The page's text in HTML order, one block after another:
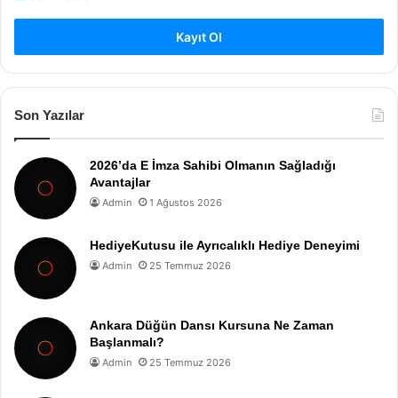
Kayıt Ol
Son Yazılar
2026’da E İmza Sahibi Olmanın Sağladığı
Avantajlar
Admin 1 Ağustos 2026
HediyeKutusu ile Ayrıcalıklı Hediye Deneyimi
Admin 25 Temmuz 2026
Ankara Düğün Dansı Kursuna Ne Zaman
Başlanmalı?
Admin 25 Temmuz 2026